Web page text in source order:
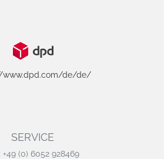
www.dpd.com/de/de/
SERVICE
+49 (0) 6052 928469